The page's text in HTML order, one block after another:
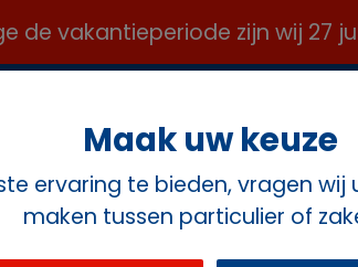
de vakantieperiode zijn wij
Maak uw keuze
ervaring te bieden, vragen wij
maken tussen particulier of